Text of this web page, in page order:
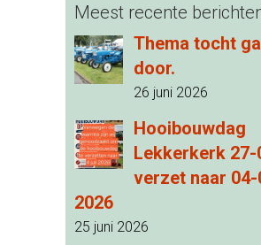
Meest recente
Thema tocht
door.
26 juni 2026
Hooibouwdag
Lekkerkerk 27-
verzet naar 04-
2026
25 juni 2026